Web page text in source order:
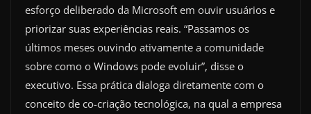
esforço deliberado da Microsoft em ouvir usuários e
priorizar suas experiências reais. “Passamos os
últimos meses ouvindo ativamente a comunidade
sobre como o Windows pode evoluir”, disse o
executivo. Essa prática dialoga diretamente com o
conceito de co-criação tecnológica, na qual a empresa